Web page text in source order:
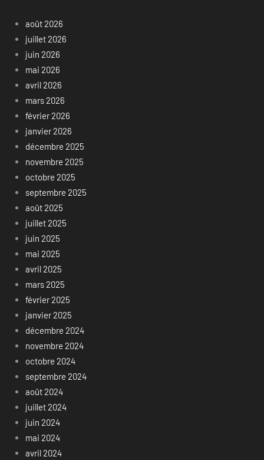
août 2026
juillet 2026
juin 2026
mai 2026
avril 2026
mars 2026
février 2026
janvier 2026
décembre 2025
novembre 2025
octobre 2025
septembre 2025
août 2025
juillet 2025
juin 2025
mai 2025
avril 2025
mars 2025
février 2025
janvier 2025
décembre 2024
novembre 2024
octobre 2024
septembre 2024
août 2024
juillet 2024
juin 2024
mai 2024
avril 2024